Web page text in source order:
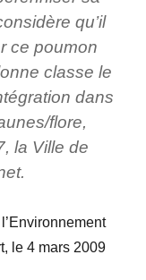
qu’il
ce poumon
classe le
dans
flore,
la Ville de
le 4 mars 2009